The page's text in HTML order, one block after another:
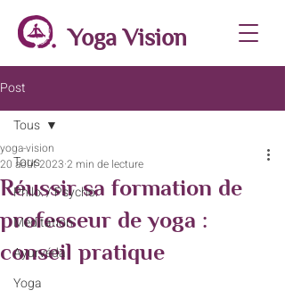
Yoga Vision
Post
Tous
Philo. / Psycho.
Méditation
Ayurvéda
Yoga
Tous
Réussir sa formation de
professeur de yoga :
conseil pratique
yoga-vision
20 août 2023 2 min de lecture